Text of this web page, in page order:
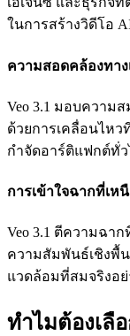
ในการสร้างวิดีโอ
ความสอดคล้องทาง
Veo 3.1 มอบความ
ด้วยการเคลื่อนไห
กำจัดอาร์ติแฟกต์ทั่
การเข้าใจฉากที่เห
Veo 3.1 ตีความฉา
ความสัมพันธ์เชิงพื้
แวดล้อมที่สมจริงอย่
ทำไมต้องเลือ